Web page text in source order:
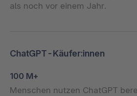
als noch vor einem Jahr.
ChatGPT-Käufer:innen
100 M+
Menschen nutzen ChatGPT